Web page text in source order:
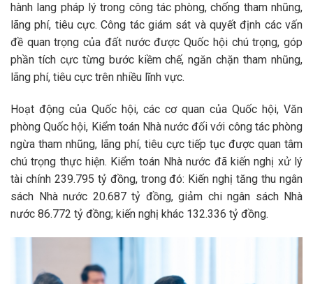
hành lang pháp lý trong công tác phòng, chống tham nhũng,
lãng phí, tiêu cực. Công tác giám sát và quyết định các vấn
đề quan trọng của đất nước được Quốc hội chú trọng, góp
phần tích cực từng bước kiềm chế, ngăn chặn tham nhũng,
lãng phí, tiêu cực trên nhiều lĩnh vực.
Hoạt động của Quốc hội, các cơ quan của Quốc hội, Văn
phòng Quốc hội, Kiểm toán Nhà nước đối với công tác phòng
ngừa tham nhũng, lãng phí, tiêu cực tiếp tục được quan tâm
chú trọng thực hiện. Kiểm toán Nhà nước đã kiến nghị xử lý
tài chính 239.795 tỷ đồng, trong đó: Kiến nghị tăng thu ngân
sách Nhà nước 20.687 tỷ đồng, giảm chi ngân sách Nhà
nước 86.772 tỷ đồng; kiến nghị khác 132.336 tỷ đồng.